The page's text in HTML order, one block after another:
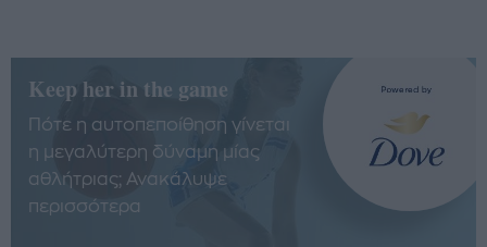
Keep her in the game
Πότε η αυτοπεποίθηση γίνεται
η μεγαλύτερη δύναμη μίας
αθλήτριας; Ανακάλυψε
περισσότερα